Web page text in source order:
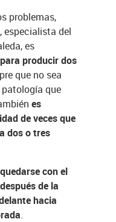
problemas,
, especialista del
es
producir dos
que no sea
que
es
de veces que
dos o tres
con el
de la
hacia
.